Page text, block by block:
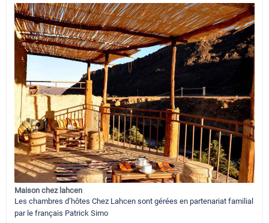
Maison chez lahcen
Les chambres d’hôtes Chez Lahcen sont gérées en partenariat familial
par le français Patrick Simo